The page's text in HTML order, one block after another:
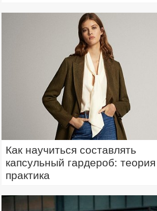
Как научиться составлять
капсульный гардероб:
практика